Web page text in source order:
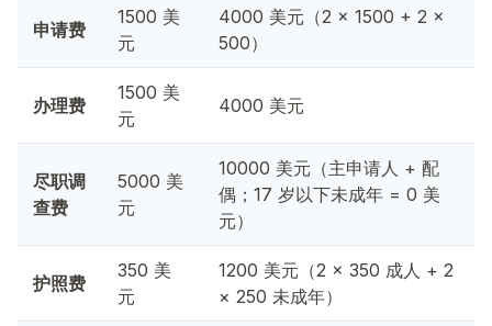
申请费
1500 美
元
4000 美元（2 × 1500 + 2 ×
500）
办理费
1500 美
元
4000 美元
尽职调
查费
5000 美
元
10000 美元（主申请人 + 配
偶；17 岁以下未成年 = 0 美
元）
护照费
350 美
元
1200 美元（2 × 350 成人 + 2
× 250 未成年）